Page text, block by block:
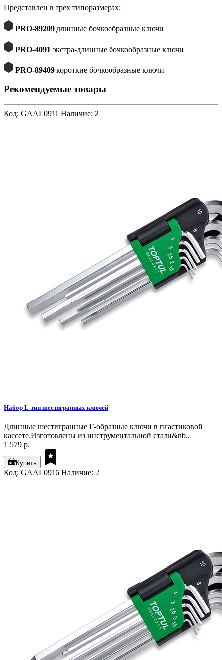
Представлен в трех типоразмерах:
PRO-89209 длинные бочкообразные ключи
PRO-4091 экстра-длинные бочкообразные ключи
PRO-89409короткие бочкообразные ключи
Рекомендуемые товары
Код: GAAL0911 Наличие: 2
Набор L-тип шестигранных ключей
Длинные шестигранные Г-образные ключи в пластиковой
кассете.Изготовлены из инструментальной стали&nb..
1 579 р.
Купить
Код: GAAL0916 Наличие: 2